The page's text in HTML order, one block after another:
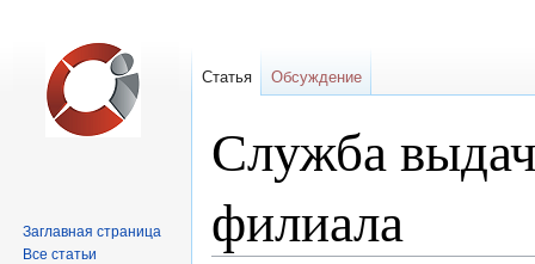
Служба
филиала
Статья Обсуждение
Заглавная страница
Все статьи